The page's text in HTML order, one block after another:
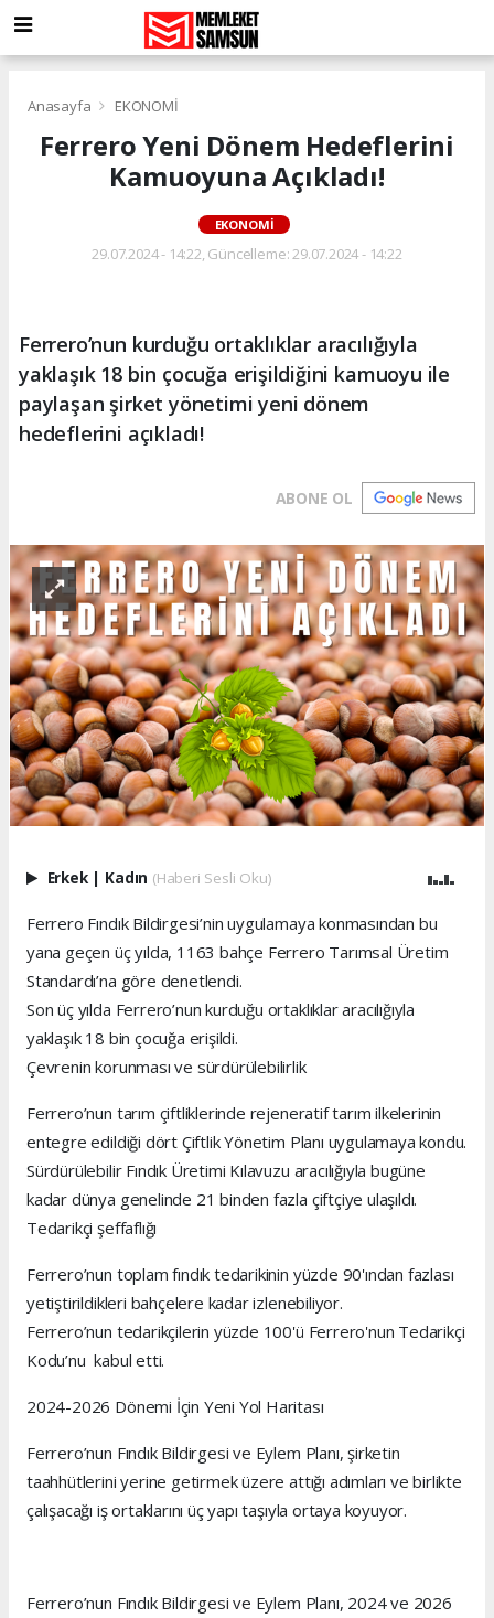
Anasayfa EKONOMİ
Ferrero Yeni Dönem Hedeflerini
Kamuoyuna Açıkladı!
EKONOMİ
29.07.2024 - 14:22, Güncelleme: 29.07.2024 - 14:22
Ferrero’nun kurduğu ortaklıklar aracılığıyla
yaklaşık 18 bin çocuğa erişildiğini kamuoyu ile
paylaşan şirket yönetimi yeni dönem
hedeflerini açıkladı!
ABONE OL
Erkek | Kadın (Haberi Sesli Oku)
Ferrero Fındık Bildirgesi’nin uygulamaya konmasından bu
yana geçen üç yılda, 1163 bahçe Ferrero Tarımsal Üretim
Standardı’na göre denetlendi.
Son üç yılda Ferrero’nun kurduğu ortaklıklar aracılığıyla
yaklaşık 18 bin çocuğa erişildi.
Çevrenin korunması ve sürdürülebilirlik
Ferrero’nun tarım çiftliklerinde rejeneratif tarım ilkelerinin
entegre edildiği dört Çiftlik Yönetim Planı uygulamaya kondu.
Sürdürülebilir Fındık Üretimi Kılavuzu aracılığıyla bugüne
kadar dünya genelinde 21 binden fazla çiftçiye ulaşıldı.
Tedarikçi şeffaflığı
Ferrero’nun toplam fındık tedarikinin yüzde 90'ından fazlası
yetiştirildikleri bahçelere kadar izlenebiliyor.
Ferrero’nun tedarikçilerin yüzde 100'ü Ferrero'nun Tedarikçi
Kodu’nu kabul etti.
2024-2026 Dönemi İçin Yeni Yol Haritası
Ferrero’nun Fındık Bildirgesi ve Eylem Planı, şirketin
taahhütlerini yerine getirmek üzere attığı adımları ve birlikte
çalışacağı iş ortaklarını üç yapı taşıyla ortaya koyuyor.
Ferrero’nun Fındık Bildirgesi ve Eylem Planı, 2024 ve 2026